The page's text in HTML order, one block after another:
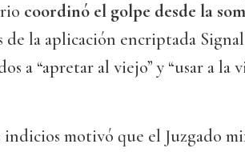
coordinó el golpe desde la
de la aplicación encriptada
a “apretar al viejo” y “usar a la
indicios motivó que el Juzgado